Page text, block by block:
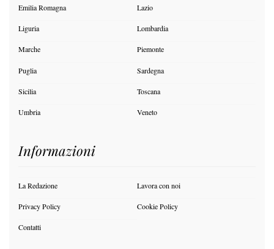
Emilia Romagna Lazio
Liguria Lombardia
Marche Piemonte
Puglia Sardegna
Sicilia Toscana
Umbria Veneto
Informazioni
La Redazione Lavora con noi
Privacy Policy Cookie Policy
Contatti